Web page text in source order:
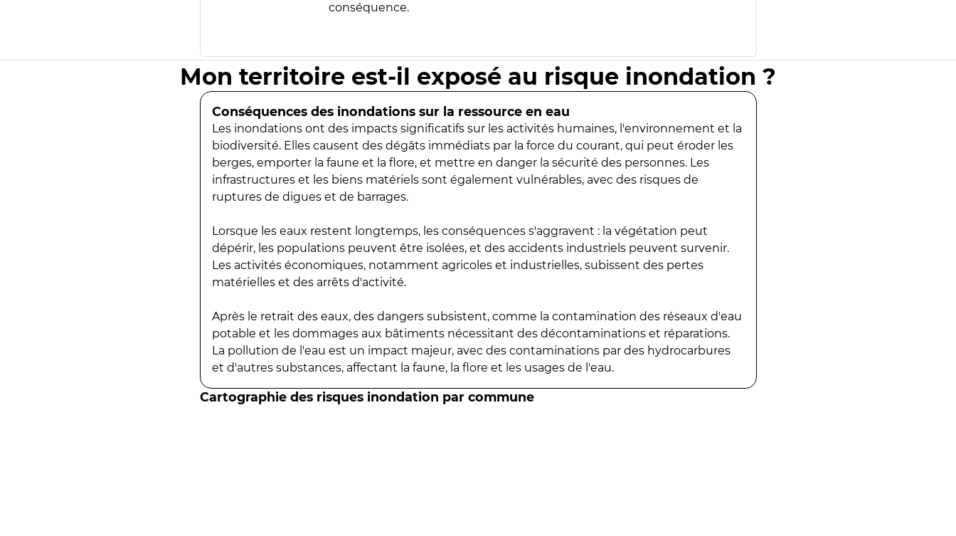
conséquence.
Mon territoire est-il exposé au risque inondation ?
Conséquences des inondations sur la ressource en eau
Les inondations ont des impacts significatifs sur les activités humaines, l'environnement et la
biodiversité. Elles causent des dégâts immédiats par la force du courant, qui peut éroder les
berges, emporter la faune et la flore, et mettre en danger la sécurité des personnes. Les
infrastructures et les biens matériels sont également vulnérables, avec des risques de
ruptures de digues et de barrages.
Lorsque les eaux restent longtemps, les conséquences s'aggravent : la végétation peut
dépérir, les populations peuvent être isolées, et des accidents industriels peuvent survenir.
Les activités économiques, notamment agricoles et industrielles, subissent des pertes
matérielles et des arrêts d'activité.
Après le retrait des eaux, des dangers subsistent, comme la contamination des réseaux d'eau
potable et les dommages aux bâtiments nécessitant des décontaminations et réparations.
La pollution de l'eau est un impact majeur, avec des contaminations par des hydrocarbures
et d'autres substances, affectant la faune, la flore et les usages de l'eau.
Cartographie des risques inondation par commune